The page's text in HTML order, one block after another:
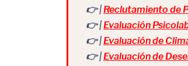
👉 |Reclutamiento de
👉 |Evaluación
👉 |Evaluación de
👉 |Evaluación de